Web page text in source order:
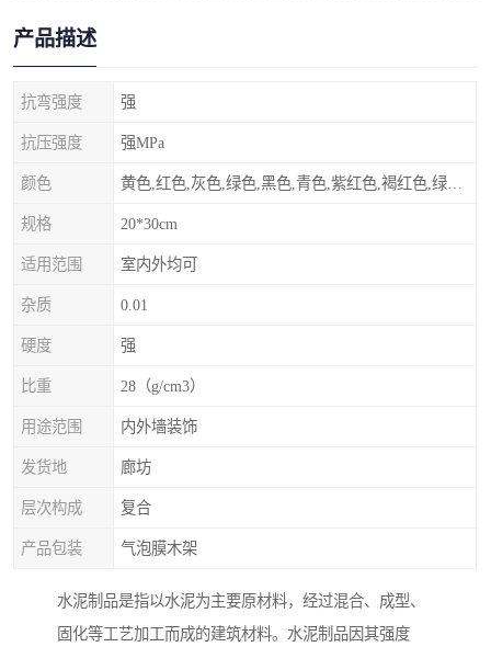
产品描述
抗弯强度 强
抗压强度 强MPa
颜色
规格 20*30cm
适用范围 室内外均可
杂质 0.01
硬度 强
比重 28（g/cm3）
用途范围 内外墙装饰
发货地 廊坊
层次构成 复合
产品包装 气泡膜木架
水泥制品是指以水泥为主要原材料，经过混合、成型、
固化等工艺加工而成的建筑材料。水泥制品因其强度